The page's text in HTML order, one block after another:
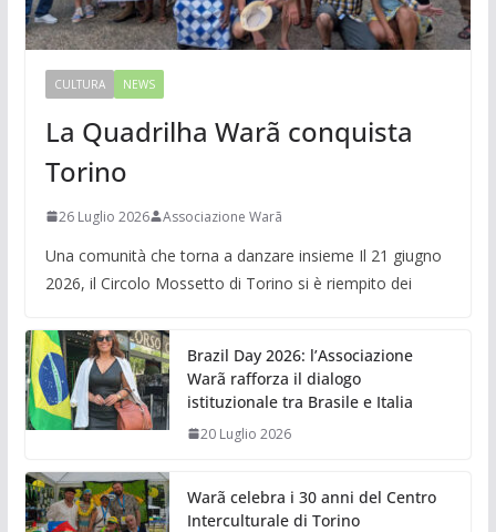
CULTURA NEWS
La Quadrilha Warã conquista
Torino
26 Luglio 2026 Associazione Warã
Una comunità che torna a danzare insieme Il 21 giugno
2026, il Circolo Mossetto di Torino si è riempito dei
Brazil Day 2026: l’Associazione
Warã rafforza il dialogo
istituzionale tra Brasile e Italia
20 Luglio 2026
Warã celebra i 30 anni del Centro
Interculturale di Torino